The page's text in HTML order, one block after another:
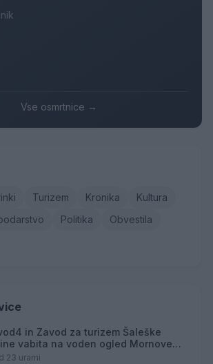
Vse osmrtnice →
Turizem Kronika
Kultura
Politika
Obvestila
in Zavod za turizem Šaleške
vabita na voden ogled Mornove
23 urami